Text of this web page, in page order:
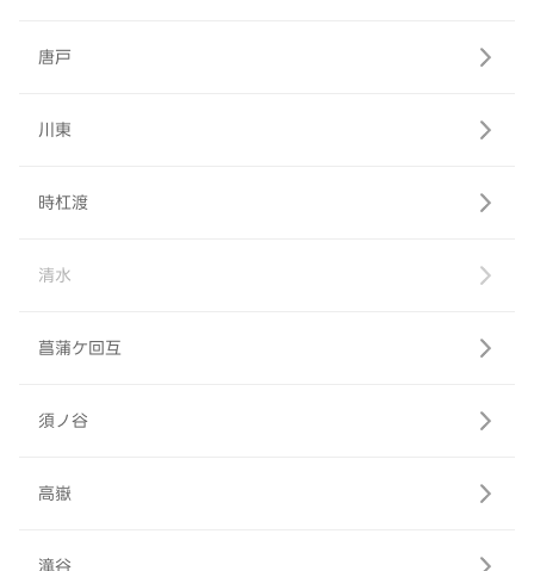
唐戸
川東
時杠渡
清水
菖蒲ケ回互
須ノ谷
高嶽